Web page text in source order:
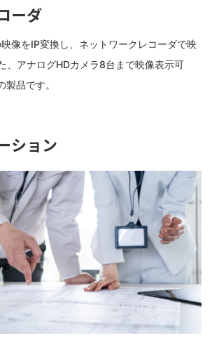
ーダ
像をIP変換し、ネットワークレコーダで映
、アナログHDカメラ8台まで映像表示可
品です。
ション